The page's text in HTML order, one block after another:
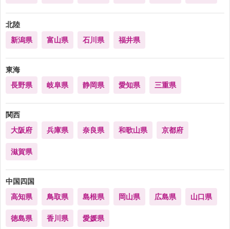
北陸
新潟県
富山県 石川県 福井県
東海
長野県
岐阜県 静岡県 愛知県 三重県
関西
大阪府
兵庫県 奈良県 和歌山県 京都府
滋賀県
中国四国
高知県
鳥取県 島根県 岡山県 広島県 山口県
徳島県 香川県 愛媛県